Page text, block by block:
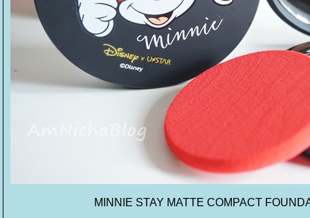
MINNIE STAY MATTE COMPACT